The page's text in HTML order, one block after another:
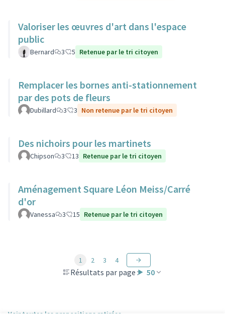
Valoriser les œuvres d'art dans l'espace
public
Bernard 3 5 Retenue par le tri citoyen
Remplacer les bornes anti-stationnement
par des pots de fleurs
Dubillard 3 3 Non retenue par le tri citoyen
Des nichoirs pour les martinets
Chipson 3 13 Retenue par le tri citoyen
Aménagement Square Léon Meiss/Carré
d'or
Vanessa 3 15 Retenue par le tri citoyen
Résultats par page : 50
1 2 3 4
Voir toutes les propositions retirées